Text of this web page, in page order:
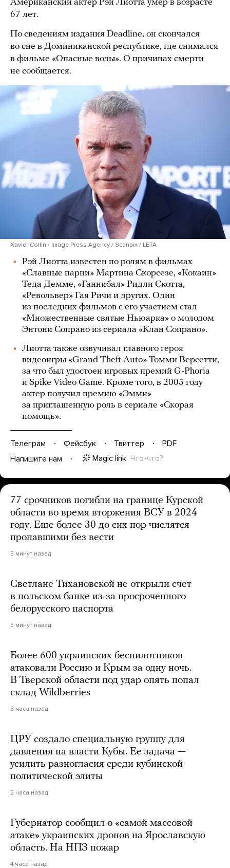
Американский актер Рэй Лиотта умер в возрасте
67 лет.
По сведениям издания Deadline, он скончался
во сне в Доминиканской республике, где снимался
в фильме «Опасные воды». О причинах смерти
не сообщается.
Xavier Collin / Image Press Agency / Scanpix / LETA
Рэй Лиотта известен по ролям в фильмах
«Славные парни» Мартина Скорсезе, «Кокаин»
Теда Демме, «Ганнибал» Ридли Скотта,
«Револьвер» Гая Ричи и других. Один
из последних фильмов с его участием стал
«Множественные святые Ньюарка» о молодом
Энтони Сопрано из сериала «Клан Сопрано».
Лиотта также озвучивал главного героя
видеоигры «Grand Theft Auto» Томми Версетти,
за что был удостоен игровых премий G-Phoria
и Spike Video Game. Кроме того, в 2005 году
актер получил премию «Эмми»
за приглашенную роль в сериале «Скорая
помощь».
Телеграм Фейсбук Твиттер
PDF
Напишите нам
Magic link Что-что?
77 срочников погибли на границе Курской
области во время вторжения ВСУ в 2024
году. Еще более 30 до сих пор числятся
пропавшими без вести
5 минут назад
Светлане Тихановской не открыли счет
в польском банке из-за просроченного
белорусского паспорта
5 минут назад
Более 600 украинских беспилотников
атаковали Россию и Крым за одну ночь.
В Тверской области под удар опять попал
склад Wildberries
3 часа назад
ЦРУ создало специальную группу для
давления на власти Кубы. Ее задача —
усилить разногласия среди кубинской
политической элиты
2 часа назад
Губернатор сообщил о «самой массовой
атаке» украинских дронов на Ярославскую
область. На НПЗ пожар
4 часа назад